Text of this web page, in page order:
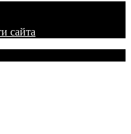
сайта